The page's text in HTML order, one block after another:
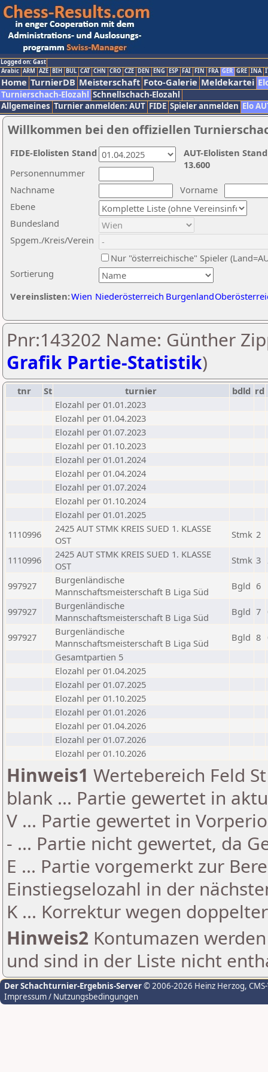
Logged on: Gast
Arabic ARM AZE BIH BUL CAT CHN CRO CZE DEN ENG ESP FAI FIN FRA GER GRE INA
Home TurnierDB Meisterschaft Foto-Galerie Meldekartei
Turnierschach-Elozahl Schnellschach-Elozahl
Allgemeines Turnier anmelden: AUT FIDE Spieler anmelden Elo
Willkommen bei den offiziellen
Nachname
Vorname
Ebene
Sortierung
Personennummer
Bundesland
Spgem./Kreis/Verein
Nur "österreichische" Spieler
Vereinslisten:Wien Niederösterreich Burgenland
AUT-Elolisten
13.600
FIDE-Elolisten Stand
Pnr:143202 Name: Günther
Grafik Partie-Statistik)
tnr St turnier bdld rd
Elozahl per 01.01.2023
Elozahl per 01.04.2023
Elozahl per 01.07.2023
Elozahl per 01.10.2023
Elozahl per 01.01.2024
Elozahl per 01.04.2024
Elozahl per 01.07.2024
Elozahl per 01.10.2024
Elozahl per 01.01.2025
1110996
2425 AUT STMK KREIS SUED 1. KLASSE
OST
Stmk 2
1110996
2425 AUT STMK KREIS SUED 1. KLASSE
OST
Stmk 3
997927
Burgenländische
Mannschaftsmeisterschaft B Liga Süd
Bgld 6
997927
Burgenländische
Mannschaftsmeisterschaft B Liga Süd
Bgld 7
997927
Burgenländische
Mannschaftsmeisterschaft B Liga Süd
Bgld 8
Gesamtpartien 5
Elozahl per 01.04.2025
Elozahl per 01.07.2025
Elozahl per 01.10.2025
Elozahl per 01.01.2026
Elozahl per 01.04.2026
Elozahl per 01.07.2026
Elozahl per 01.10.2026
Hinweis1 Wertebereich Feld
blank ... Partie gewertet in
V ... Partie gewertet in
- ... Partie nicht gewertet, da
E ... Partie vorgemerkt zur
Einstiegselozahl in der
K ... Korrektur wegen
Hinweis2 Kontumazen
und sind in der Liste nicht
Der Schachturnier-Ergebnis-Server© 2006-2026 Heinz Herzog,
Impressum / Nutzungsbedingungen